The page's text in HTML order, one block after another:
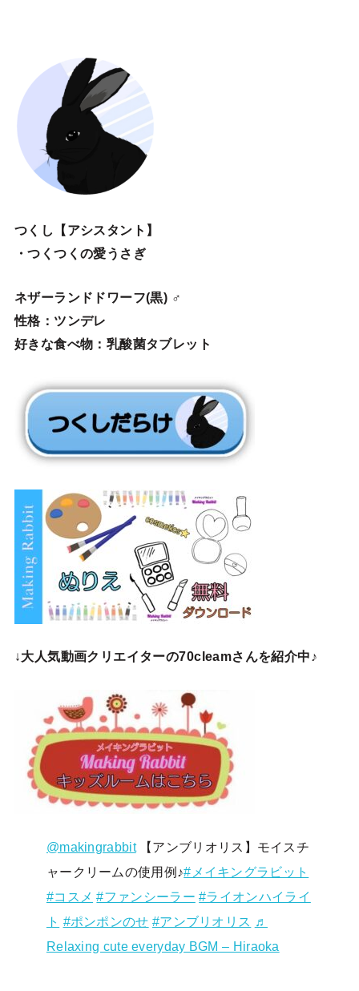
つくし【アシスタント】
・つくつくの愛うさぎ
ネザーランドドワーフ(黒) ♂
性格：ツンデレ
好きな食べ物：乳酸菌タブレット
↓大人気動画クリエイターの70cleamさんを紹介中♪
@makingrabbit【アンブリオリス】モイスチ
ャークリームの使用例♪#メイキングラビット
#コスメ #ファンシーラー #ライオンハイライ
ト #ポンポンのせ #アンブリオリス ♬
Relaxing cute everyday BGM – Hiraoka